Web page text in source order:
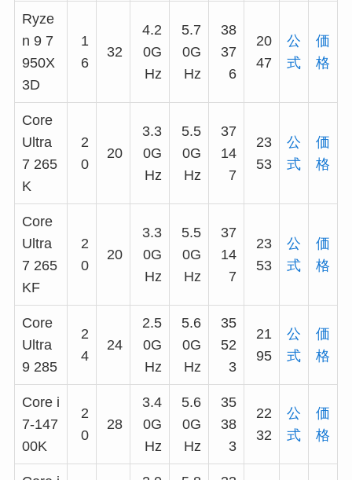
Ryze
n 9 7
950X
3D
1
6
32
4.2
0G
Hz
5.7
0G
Hz
38
37
6
20
47
公
式
価
格
Core
Ultra
7 265
K
2
0
20
3.3
0G
Hz
5.5
0G
Hz
37
14
7
23
53
公
式
価
格
Core
Ultra
7 265
KF
2
0
20
3.3
0G
Hz
5.5
0G
Hz
37
14
7
23
53
公
式
価
格
Core
Ultra
9 285
2
4
24
2.5
0G
Hz
5.6
0G
Hz
35
52
3
21
95
公
式
価
格
Core i
7-147
00K
2
0
28
3.4
0G
Hz
5.6
0G
Hz
35
38
3
22
32
公
式
価
格